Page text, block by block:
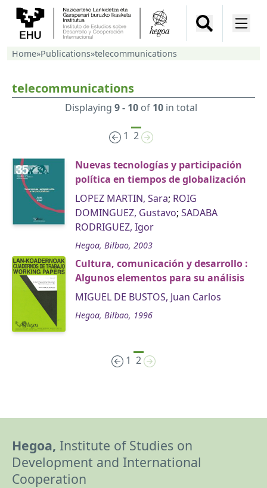
Home»Publications»telecommunications
telecommunications
Displaying 9 - 10 of 10 in total
1 2
Nuevas tecnologías y participación
política en tiempos de globalización
LOPEZ MARTIN, Sara; ROIG
DOMINGUEZ, Gustavo; SADABA
RODRIGUEZ, Igor
Hegoa, Bilbao, 2003
Cultura, comunicación y desarrollo :
Algunos elementos para su análisis
MIGUEL DE BUSTOS, Juan Carlos
Hegoa, Bilbao, 1996
1 2
Hegoa, Institute of Studies on
Development and International
Cooperation